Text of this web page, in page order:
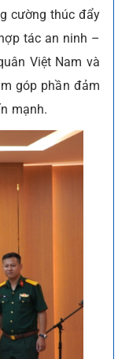
cường thúc đẩy
tác an ninh –
Việt Nam và
góp phần đảm
mạnh.